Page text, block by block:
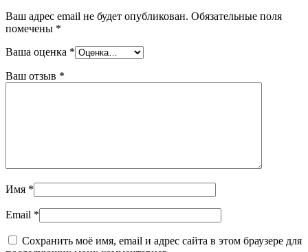
Ваш адрес email не будет опубликован. Обязательные поля
помечены *
Ваша оценка *
Ваш отзыв *
Имя *
Email *
Сохранить моё имя, email и адрес сайта в этом браузере для